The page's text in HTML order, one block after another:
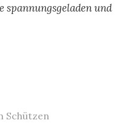
und
Schützen